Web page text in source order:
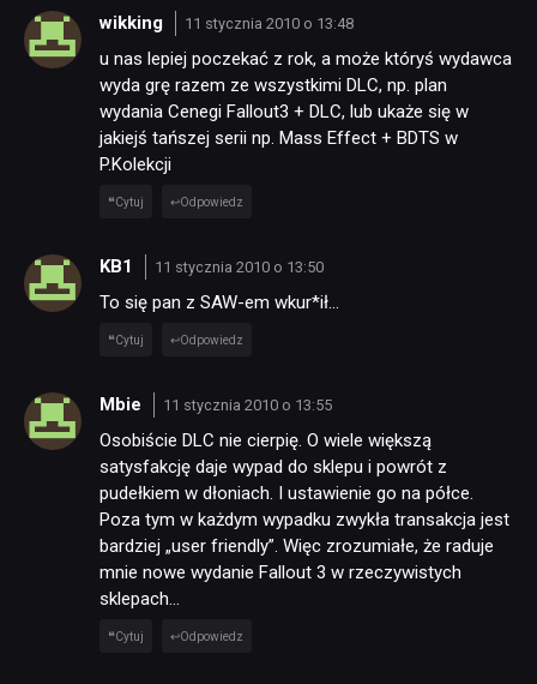
wikking 11 stycznia 2010 o 13:48
u nas lepiej poczekać z rok, a może któryś wydawca
wyda grę razem ze wszystkimi DLC, np. plan
wydania Cenegi Fallout3 + DLC, lub ukaże się w
jakiejś tańszej serii np. Mass Effect + BDTS w
P.Kolekcji
Cytuj Odpowiedz
KB1 11 stycznia 2010 o 13:50
To się pan z SAW-em wkur*ił…
Cytuj Odpowiedz
Mbie 11 stycznia 2010 o 13:55
Osobiście DLC nie cierpię. O wiele większą
satysfakcję daje wypad do sklepu i powrót z
pudełkiem w dłoniach. I ustawienie go na półce.
Poza tym w każdym wypadku zwykła transakcja jest
bardziej „user friendly”. Więc zrozumiałe, że raduje
mnie nowe wydanie Fallout 3 w rzeczywistych
sklepach…
Cytuj Odpowiedz